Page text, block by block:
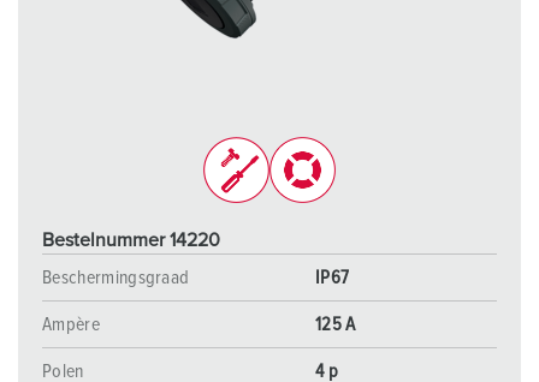
Bestelnummer 14220
Beschermingsgraad
IP67
Ampère 125 A
Polen 4 p